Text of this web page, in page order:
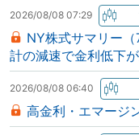
2026/08/08 07:29
NY株式サマリー
計の減速で金利低下
2026/08/08 06:40
高金利・エマージ